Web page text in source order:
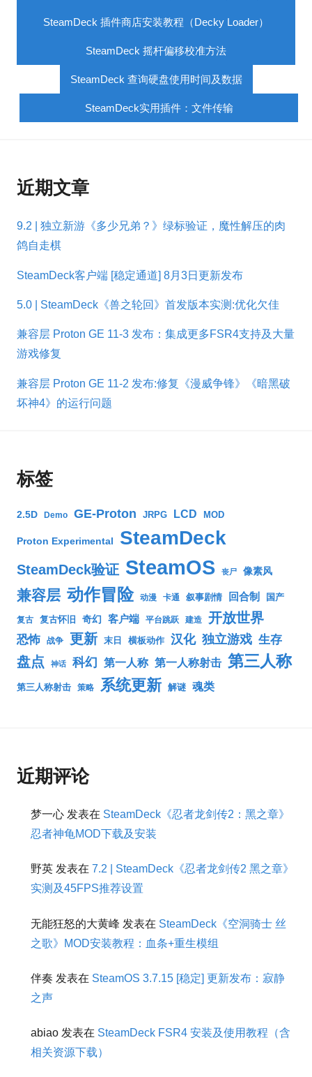
SteamDeck 插件商店安装教程（Decky Loader）
SteamDeck 摇杆偏移校准方法
SteamDeck 查询硬盘使用时间及数据
SteamDeck实用插件：文件传输
近期文章
9.2 | 独立新游《多少兄弟？》绿标验证，魔性解压的肉
鸽自走棋
SteamDeck客户端 [稳定通道] 8月3日更新发布
5.0 | SteamDeck《兽之轮回》首发版本实测:优化欠佳
兼容层 Proton GE 11-3 发布：集成更多FSR4支持及大量
游戏修复
兼容层 Proton GE 11-2 发布:修复《漫威争锋》《暗黑破
坏神4》的运行问题
标签
2.5D Demo GE-Proton JRPG LCD MOD
Proton Experimental SteamDeck
SteamDeck验证 SteamOS 丧尸 像素风
兼容层 动作冒险 动漫 卡通 叙事剧情 回合制 国产
复古 复古怀旧 奇幻 客户端 平台跳跃 建造 开放世界
恐怖 战争 更新 末日 横板动作 汉化 独立游戏 生存
盘点 神话 科幻 第一人称 第一人称射击 第三人称
第三人称射击 策略 系统更新 解谜 魂类
近期评论
梦一心 发表在 SteamDeck《忍者龙剑传2：黑之章》
忍者神龟MOD下载及安装
野英 发表在 7.2 | SteamDeck《忍者龙剑传2 黑之章》
实测及45FPS推荐设置
无能狂怒的大黄峰 发表在 SteamDeck《空洞骑士 丝
之歌》MOD安装教程：血条+重生模组
伴奏 发表在 SteamOS 3.7.15 [稳定] 更新发布：寂静
之声
abiao 发表在 SteamDeck FSR4 安装及使用教程（含
相关资源下载）